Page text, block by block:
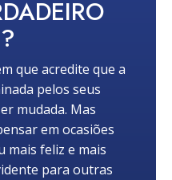
que acredite que a
pelos seus
mudada. Mas
em ocasiões
mais feliz e mais
para outras